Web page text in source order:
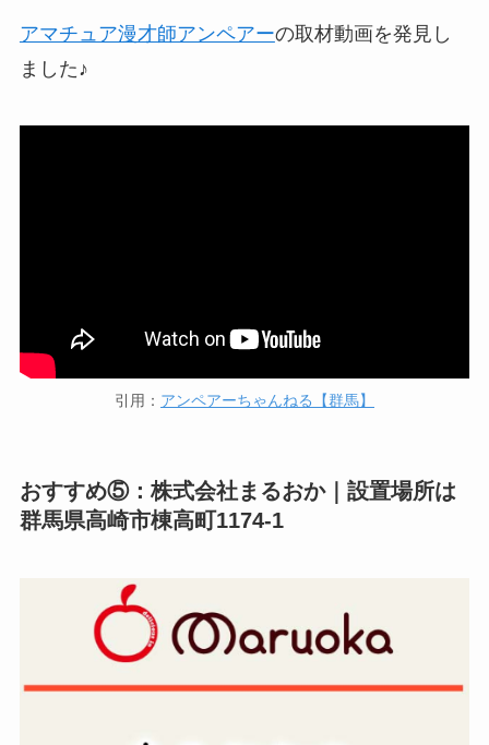
アマチュア漫才師アンペアーの取材動画を発見し
ました♪
引用： アンペアーちゃんねる【群馬】
おすすめ⑤：株式会社まるおか｜設置場所は
群馬県高崎市棟高町1174-1